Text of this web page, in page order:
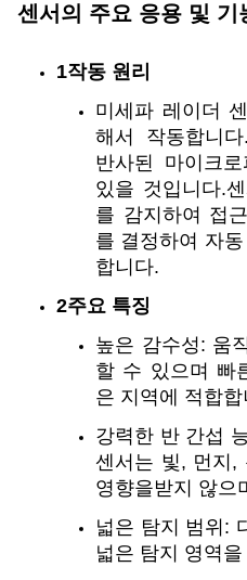
센서의 주요 응용 및 기
1작동 원리
미세파 레이더
해서 작동합니
반사된 마이크
있을 것입니다.
를 감지하여 접
를 결정하여 자
합니다.
2주요 특징
높은 감수성: 움
할 수 있으며 빠
은 지역에 적합합
강력한 반 간섭
센서는 빛, 먼지,
영향을받지 않으
넓은 탐지 범위:
넓은 탐지 영역